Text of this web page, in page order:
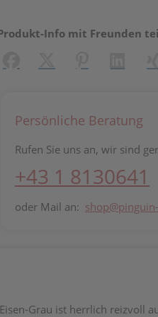
Info mit Freunden
Persönliche Beratung
Rufen Sie uns an, wir sind
+43 1 8130641
oder Mail an:
Grau ist herrlich reizvoll